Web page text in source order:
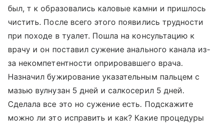
был, т к образовались каловые камни и пришлось
чистить. После всего этого появились трудности
при походе в туалет. Пошла на консультацию к
врачу и он поставил сужение анального канала из-
за некомпетентности оприровавшего врача.
Назначил бужирование указательным пальцем с
мазью вулнузан 5 дней и салкосерил 5 дней.
Сделала все это но сужение есть. Подскажите
можно ли это исправить и как? Какие процедуры